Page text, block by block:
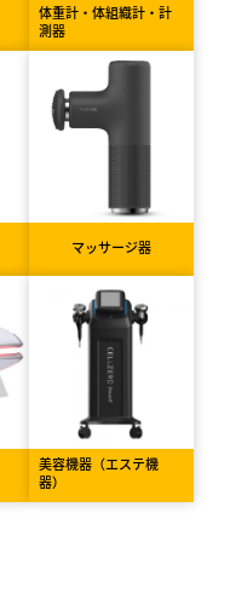
体重計・体組織計・計
測器
マッサージ器
美容機器（エステ機
器）